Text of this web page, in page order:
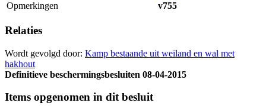
Opmerkingen
v755
Relaties
Wordt gevolgd door: Kamp bestaande uit weiland en wal met
hakhout
Definitieve beschermingsbesluiten 08-04-2015
Items opgenomen in dit besluit